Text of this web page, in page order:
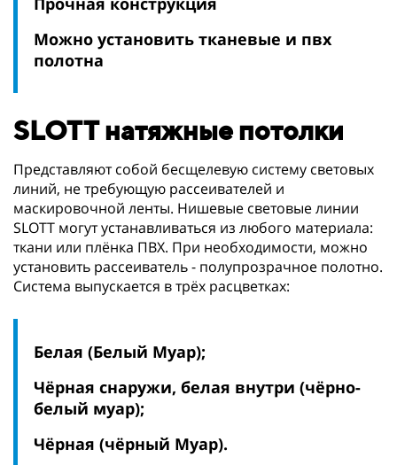
Можно установить тканевые и пвх
полотна
SLOTT натяжные потолки
Представляют собой бесщелевую систему световых
линий, не требующую рассеивателей и
маскировочной ленты. Нишевые световые линии
SLOTT могут устанавливаться из любого материала:
ткани или плёнка ПВХ. При необходимости, можно
установить рассеиватель - полупрозрачное полотно.
Система выпускается в трёх расцветках:
Белая (Белый Муар);
Чёрная снаружи, белая внутри (чёрно-
белый муар);
Чёрная (чёрный Муар).